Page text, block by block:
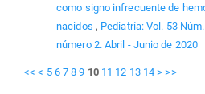
como signo infrecuente de
nacidos , Pediatría: Vol. 53
número 2. Abril - Junio de 2020
<< < 5 6 7 8 9 10 11 12 13 14 > >>